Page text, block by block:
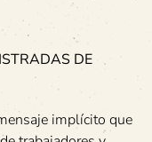
DE
implícito que